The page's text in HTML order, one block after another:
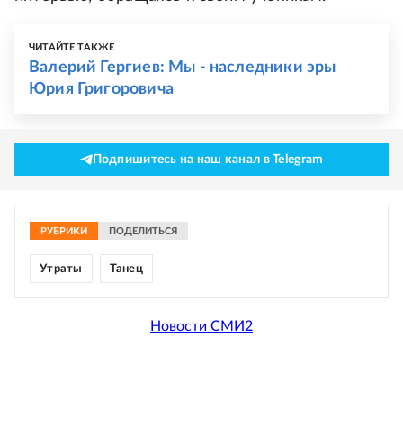
ЧИТАЙТЕ ТАКЖЕ
Валерий Гергиев: Мы - наследники эры
Юрия Григоровича
Подпишитесь на наш канал в Telegram
РУБРИКИ ПОДЕЛИТЬСЯ
Утраты Танец
Новости СМИ2